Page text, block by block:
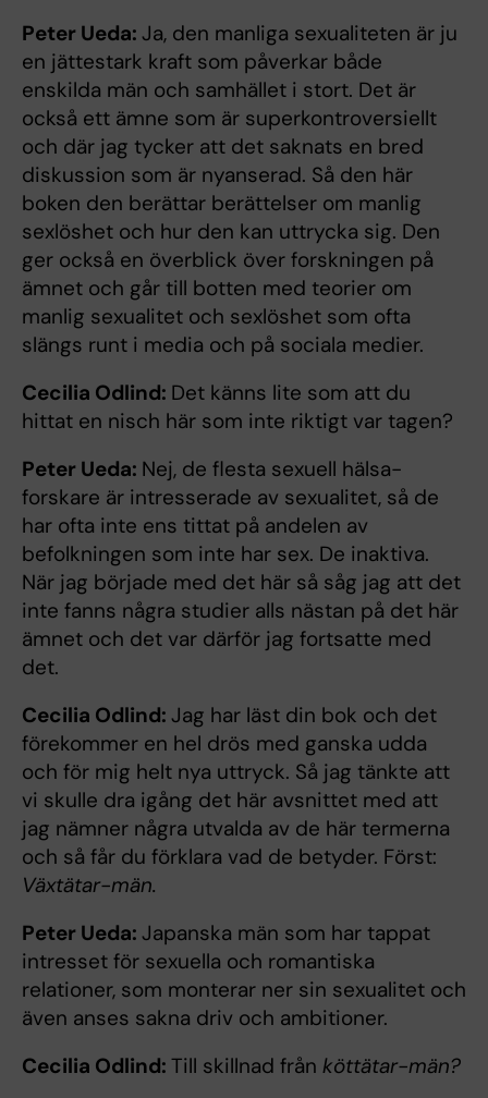
Peter Ueda: Ja, den manliga sexualiteten är ju
en jättestark kraft som påverkar både
enskilda män och samhället i stort. Det är
också ett ämne som är superkontroversiellt
och där jag tycker att det saknats en bred
diskussion som är nyanserad. Så den här
boken den berättar berättelser om manlig
sexlöshet och hur den kan uttrycka sig. Den
ger också en överblick över forskningen på
ämnet och går till botten med teorier om
manlig sexualitet och sexlöshet som ofta
slängs runt i media och på sociala medier.
Cecilia Odlind: Det känns lite som att du
hittat en nisch här som inte riktigt var tagen?
Peter Ueda: Nej, de flesta sexuell hälsa-
forskare är intresserade av sexualitet, så de
har ofta inte ens tittat på andelen av
befolkningen som inte har sex. De inaktiva.
När jag började med det här så såg jag att det
inte fanns några studier alls nästan på det här
ämnet och det var därför jag fortsatte med
det.
Cecilia Odlind: Jag har läst din bok och det
förekommer en hel drös med ganska udda
och för mig helt nya uttryck. Så jag tänkte att
vi skulle dra igång det här avsnittet med att
jag nämner några utvalda av de här termerna
och så får du förklara vad de betyder. Först:
Växtätar-män.
Peter Ueda: Japanska män som har tappat
intresset för sexuella och romantiska
relationer, som monterar ner sin sexualitet och
även anses sakna driv och ambitioner.
Cecilia Odlind: Till skillnad från köttätar-män?